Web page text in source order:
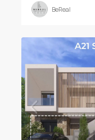
BeReal